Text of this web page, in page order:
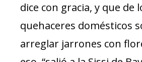
dice con gracia, y que de
quehaceres domésticos
arreglar jarrones con